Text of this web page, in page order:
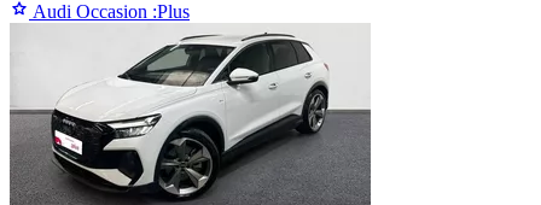
Audi Occasion :Plus